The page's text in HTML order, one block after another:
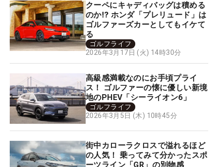
クーペにキャディバッグは積める
のか⁉ ホンダ「プレリュード」は
ゴルファーズカーとしてもイケて
る
ゴルフライフ
2026年3月17日 (火) 14時30分
高級感満載なのにお手頃プライ
ス！ ゴルファーの懐に優しい新境
地のPHEV「シーライオン6」
ゴルフライフ
2026年3月5日 (木) 10時45分
街中カローラクロスで溢れるほど
の人気！ 乗ってみて分かったスポ
ーツライン「GR」の別物感